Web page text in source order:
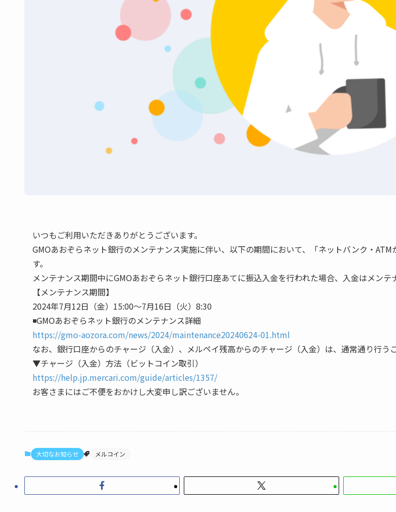
いつもご利用いただきありがとうございます。
GMOあおぞらネット銀行のメンテナンス実施に伴い、以下の期間において、「ネットバンク・
す。
メンテナンス期間中にGMOあおぞらネット銀行口座あてに振込入金を行われた場合、入金はメンテ
【メンテナンス期間】
2024年7月12日（金）15:00〜7月16日（火）8:30
◾️GMOあおぞらネット銀行のメンテナンス詳細
https://gmo-aozora.com/news/2024/maintenance20240624-01.html
なお、銀行口座からのチャージ（入金）、メルペイ残高からのチャージ（入金）は、通常通り行う
▼チャージ（入金）方法（ビットコイン取引）
https://help.jp.mercari.com/guide/articles/1357/
お客さまにはご不便をおかけし大変申し訳ございません。
大切なお知らせ メルコイン